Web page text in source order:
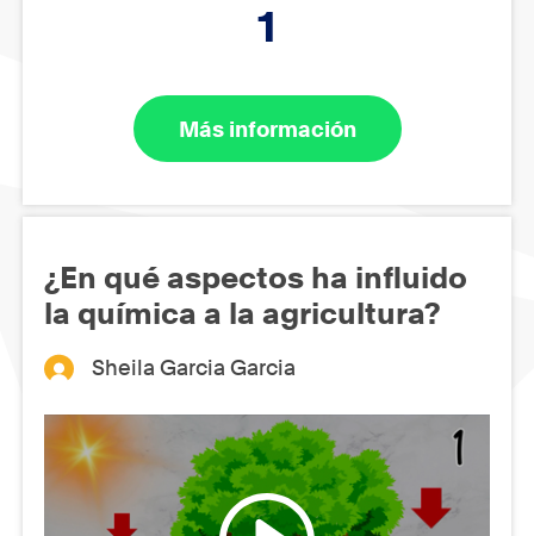
1
Más información
¿En qué aspectos ha influido
la química a la agricultura?
Sheila Garcia Garcia